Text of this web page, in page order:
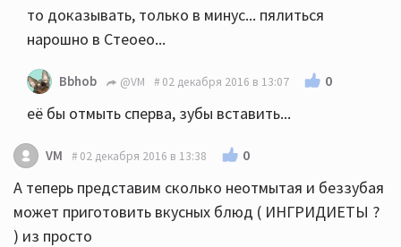
то доказывать, только в минус... пялиться
нарошно в Стеоео...
Bbhob @VM 02 декабря 2016 в 13:07 0
её бы отмыть сперва, зубы вставить...
VM 02 декабря 2016 в 13:38 0
А теперь представим сколько неотмытая и беззубая
может приготовить вкусных блюд ( ИНГРИДИЕТЫ ?
) из просто